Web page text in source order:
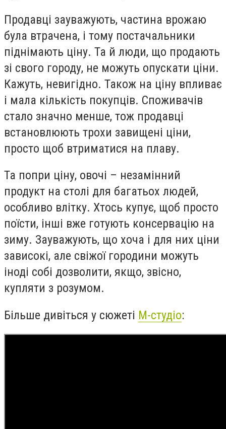
Продавці зауважують, частина врожаю
була втрачена, і тому постачальники
піднімають ціну. Та й люди, що продають
зі свого городу, не можуть опускати ціни.
Кажуть, невигідно. Також на ціну впливає
і мала кількість покупців. Споживачів
стало значно менше, тож продавці
встановлюють трохи завищені ціни,
просто щоб втриматися на плаву.
Та попри ціну, овочі – незамінний
продукт на столі для багатьох людей,
особливо влітку. Хтось купує, щоб просто
поїсти, інші вже готують консервацію на
зиму. Зауважують, що хоча і для них ціни
зависокі, але свіжої городини можуть
іноді собі дозволити, якщо, звісно,
купляти з розумом.
Більше дивіться у сюжеті М-студіо: